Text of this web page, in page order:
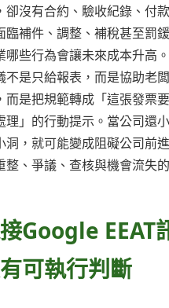
卻沒有合約、驗收紀錄、付
臨補件、調整、補稅甚至罰
哪些行為會讓未來成本升高
不是只給報表，而是協助老
是把規範轉成「這張發票
理」的行動提示。當公司
洞，就可能變成阻礙公司前
、爭議、查核與機會流失
Google EEAT
可執行判斷